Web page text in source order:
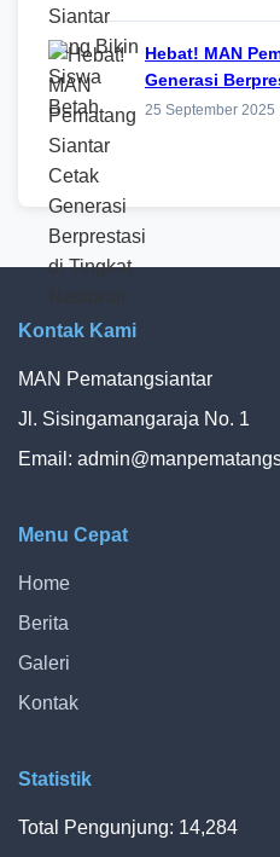
Hebat! MAN
Generasi
25 September 2025
Kontak Kami
MAN Pematangsiantar
Jl. Sisingamangaraja No. 1
Email:
Menu Cepat
Home
Berita
Galeri
Kontak
Statistik
Total Pengunjung: 14,284